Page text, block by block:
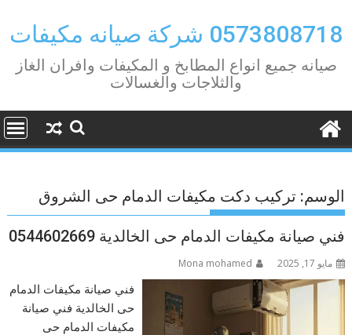
to
content
0573808718 شركة صيانه مكيفات
صيانه جميع انواع المطابخ و المكيفات وافران الغاز
والثلاجات والغسالات
الوسم: تركيب دكت مكيفات الدمام حى الشروق
فني صيانة مكيفات الدمام حى الخالدية 0544602669
مايو 17, 2025 Mona mohamed
فني صيانة مكيفات الدمام
حى الخالدية فني صيانة
مكيفات الدمام حى